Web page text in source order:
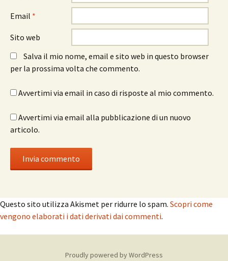
Email *
Sito web
Salva il mio nome, email e sito web in questo browser
per la prossima volta che commento.
Avvertimi via email in caso di risposte al mio commento.
Avvertimi via email alla pubblicazione di un nuovo
articolo.
Questo sito utilizza Akismet per ridurre lo spam. Scopri come
vengono elaborati i dati derivati dai commenti.
Proudly powered by WordPress